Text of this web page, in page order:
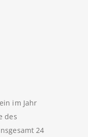
im Jahr
des
24